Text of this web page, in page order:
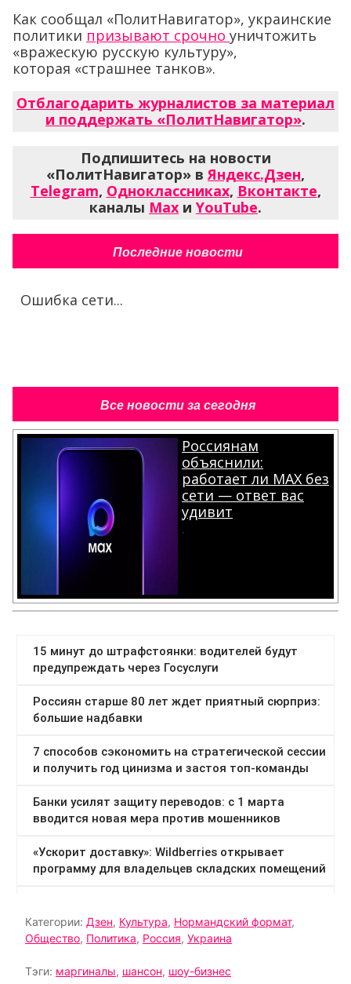
Как сообщал «ПолитНавигатор», украинские
политики призывают срочно уничтожить
«вражескую русскую культуру»,
которая «страшнее танков».
Отблагодарить журналистов за материал
и поддержать «ПолитНавигатор».
Подпишитесь на новости
«ПолитНавигатор» вЯндекс.Дзен,
Telegram, Одноклассниках, Вконтакте,
каналы Max и YouTube.
Последние новости
Ошибка сети...
Все новости за сегодня
Россиянам
объяснили:
работает ли MAX без
сети — ответ вас
удивит
.
Категории: Дзен, Культура, Нормандский формат,
Общество, Политика, Россия, Украина
Тэги: маргиналы, шансон, шоу-бизнес